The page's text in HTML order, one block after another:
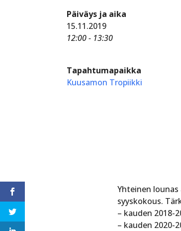
Päiväys ja aika
15.11.2019
12:00 - 13:30
Tapahtumapaikka
Kuusamon Tropiikki
Yhteinen lounas
syyskokous.
– kauden 2018-
– kauden 2020-